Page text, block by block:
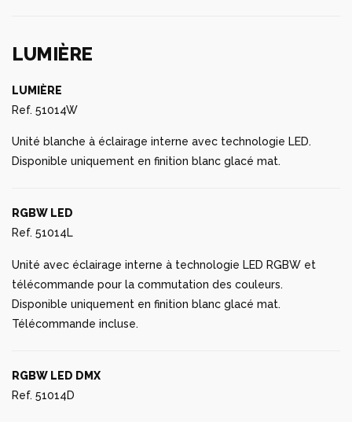
LUMIÈRE
LUMIÈRE
Ref. 51014W
Unité blanche à éclairage interne avec technologie LED.
Disponible uniquement en finition blanc glacé mat.
RGBW LED
Ref. 51014L
Unité avec éclairage interne à technologie LED RGBW et
télécommande pour la commutation des couleurs.
Disponible uniquement en finition blanc glacé mat.
Télécommande incluse.
RGBW LED DMX
Ref. 51014D